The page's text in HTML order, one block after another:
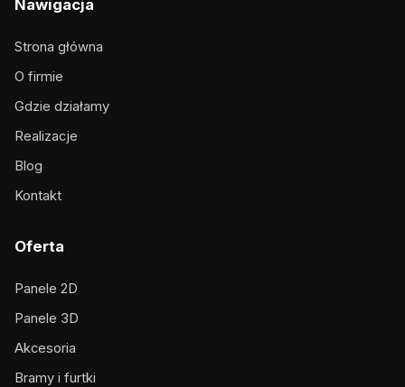
Nawigacja
Strona główna
O firmie
Gdzie działamy
Realizacje
Blog
Kontakt
Oferta
Panele 2D
Panele 3D
Akcesoria
Bramy i furtki